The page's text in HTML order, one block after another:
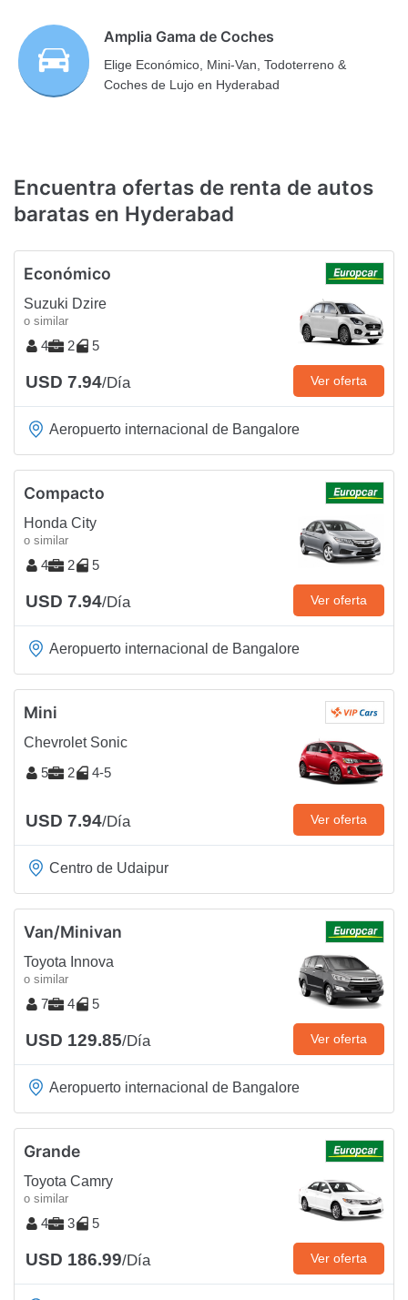
Amplia Gama de Coches
Elige Económico, Mini-Van, Todoterreno &
Coches de Lujo en Hyderabad
Encuentra ofertas de renta de autos
baratas en Hyderabad
Económico
Suzuki Dzire
o similar
4 2 5
USD 7.94/Día Ver oferta
Aeropuerto internacional de Bangalore
Compacto
Honda City
o similar
4 2 5
USD 7.94/Día Ver oferta
Aeropuerto internacional de Bangalore
Mini
Chevrolet Sonic
5
2 4-5
USD 7.94/Día Ver oferta
Centro de Udaipur
Van/Minivan
Toyota Innova
o similar
7 4 5
USD 129.85/Día Ver oferta
Aeropuerto internacional de Bangalore
Grande
Toyota Camry
o similar
4 3 5
USD 186.99/Día Ver oferta